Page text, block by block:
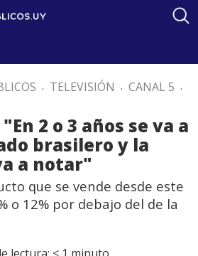
. TELEVISIÓN . CANAL 5 .
2 o 3 años se va a
brasilero y la
a notar"
que se vende desde este
o 12% por debajo del de la